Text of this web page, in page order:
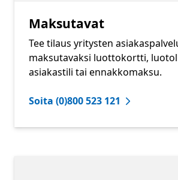
Maksutavat
Tee tilaus yritysten
maksutavaksi luottokortti,
asiakastili tai ennakkomaksu.
Soita (0)800 523 121